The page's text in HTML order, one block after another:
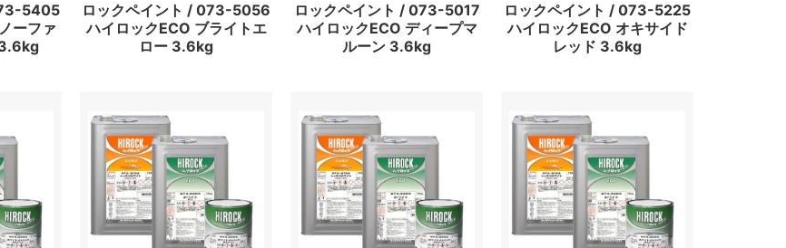
5405
ーファ
ロックペイント / 073-5056
ハイロックECO ブライトエ
ロー 3.6kg
ロックペイント / 073-5017
ハイロックECO ディープマ
ルーン 3.6kg
ロックペイント / 073-5225
ハイロックECO オキサイド
レッド 3.6kg